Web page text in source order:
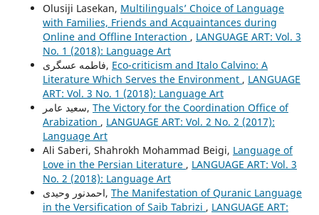
Olusiji Lasekan, Multilinguals’ Choice of Language
with Families, Friends and Acquaintances during
Online and Offline Interaction , LANGUAGE ART: Vol. 3
No. 1 (2018): Language Art
فاطمه عسگری, Eco-criticism and Italo Calvino: A
Literature Which Serves the Environment , LANGUAGE
ART: Vol. 3 No. 1 (2018): Language Art
سعيد عامر, The Victory for the Coordination Office of
Arabization , LANGUAGE ART: Vol. 2 No. 2 (2017):
Language Art
Ali Saberi, Shahrokh Mohammad Beigi, Language of
Love in the Persian Literature , LANGUAGE ART: Vol. 3
No. 2 (2018): Language Art
احمدنور وحیدی, The Manifestation of Quranic Language
in the Versification of Saib Tabrizi , LANGUAGE ART: